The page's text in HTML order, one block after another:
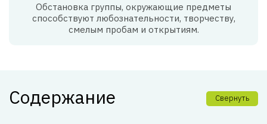
Обстановка группы, окружающие предметы
способствуют любознательности, творчеству,
смелым пробам и открытиям.
Содержание Свернуть